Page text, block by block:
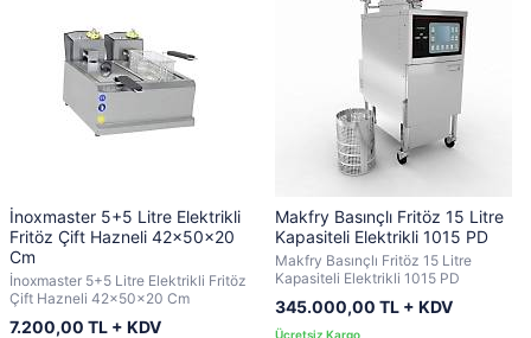
İnoxmaster 5+5 Litre Elektrikli
Fritöz Çift Hazneli 42x50x20
Cm
İnoxmaster 5+5 Litre Elektrikli Fritöz
Çift Hazneli 42x50x20 Cm
7.200,00 TL + KDV
Makfry Basınçlı Fritöz 15 Litre
Kapasiteli Elektrikli 1015 PD
Makfry Basınçlı Fritöz 15 Litre
Kapasiteli Elektrikli 1015 PD
345.000,00 TL + KDV